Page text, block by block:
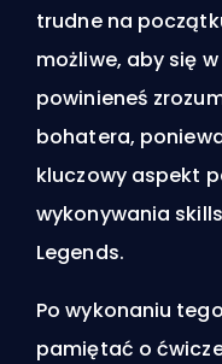
trudne na
możliwe, aby się
powinieneś
bohatera,
kluczowy aspekt
wykonywania
Legends.
Po wykonaniu
pamiętać o